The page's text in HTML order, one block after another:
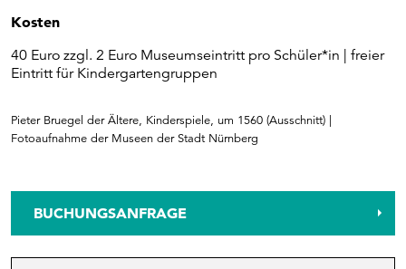
Kosten
40 Euro zzgl. 2 Euro Museumseintritt pro Schüler*in | freier
Eintritt für Kindergartengruppen
Pieter Bruegel der Ältere, Kinderspiele, um 1560 (Ausschnitt) |
Fotoaufnahme der Museen der Stadt Nürnberg
BUCHUNGSANFRAGE